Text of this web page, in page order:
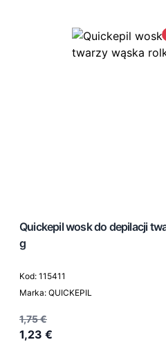
Quickepil wosk do depilacji
g
Kod: 115411
Marka: QUICKEPIL
1,75 €
1,23 €